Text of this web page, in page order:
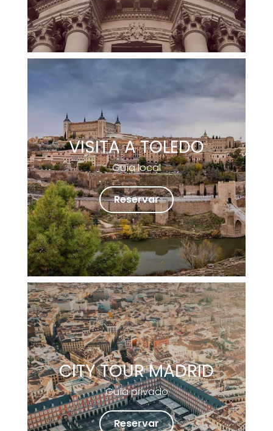
VISITA A TOLEDO
Guía local
Reservar
CITY TOUR MADRID
Guía privado
Reservar